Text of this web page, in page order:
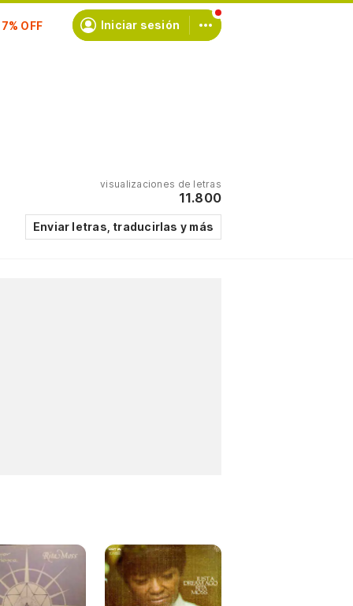
Iniciar sesión
visualizaciones de letras
11.800
Enviar letras, traducirlas y más